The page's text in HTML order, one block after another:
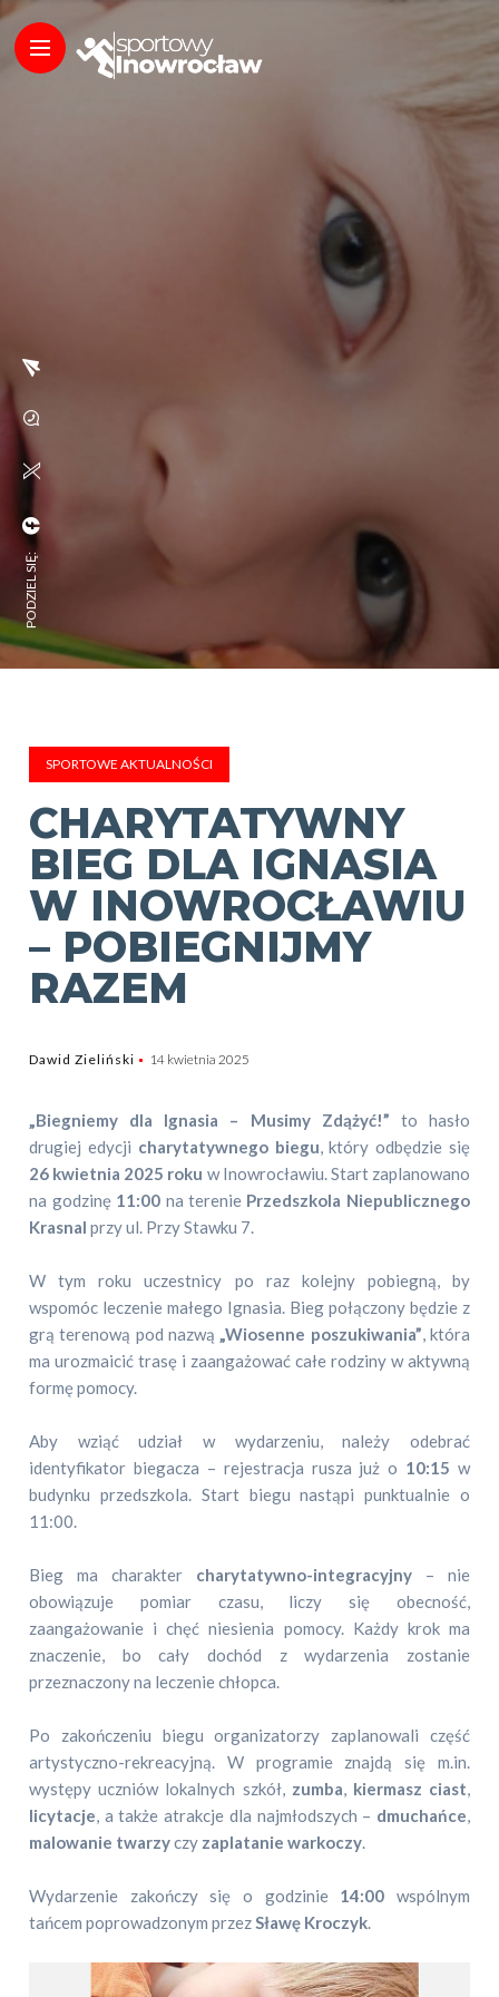
PODZIEL SIĘ:
SPORTOWE AKTUALNOŚCI
CHARYTATYWNY
BIEG DLA IGNASIA
W INOWROCŁAWIU
– POBIEGNIJMY
RAZEM
Dawid Zieliński 14 kwietnia 2025
„Biegniemy dla Ignasia – Musimy Zdążyć!” to hasło
drugiej edycji charytatywnego biegu, który odbędzie się
26 kwietnia 2025 roku w Inowrocławiu. Start zaplanowano
na godzinę 11:00 na terenie Przedszkola Niepublicznego
Krasnal przy ul. Przy Stawku 7.
W tym roku uczestnicy po raz kolejny pobiegną, by
wspomóc leczenie małego Ignasia. Bieg połączony będzie z
grą terenową pod nazwą„Wiosenne poszukiwania”, która
ma urozmaicić trasę i zaangażować całe rodziny w aktywną
formę pomocy.
Aby wziąć udział w wydarzeniu, należy odebrać
identyfikator biegacza – rejestracja rusza już o 10:15 w
budynku przedszkola. Start biegu nastąpi punktualnie o
11:00.
Bieg ma charakter charytatywno-integracyjny– nie
obowiązuje pomiar czasu, liczy się obecność,
zaangażowanie i chęć niesienia pomocy. Każdy krok ma
znaczenie, bo cały dochód z wydarzenia zostanie
przeznaczony na leczenie chłopca.
Po zakończeniu biegu organizatorzy zaplanowali część
artystyczno-rekreacyjną. W programie znajdą się m.in.
występy uczniów lokalnych szkół, zumba, kiermasz ciast,
licytacje, a także atrakcje dla najmłodszych – dmuchańce,
malowanie twarzyczy zaplatanie warkoczy.
Wydarzenie zakończy się o godzinie 14:00 wspólnym
tańcem poprowadzonym przezSławę Kroczyk.